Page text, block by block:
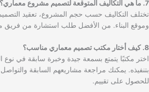
7. ما هي التكاليف المتوقعة لتصميم مشروع معماري؟
تختلف التكاليف حسب حجم المشروع، تعقيد
وموقع البناء. من الأفضل طلب استشارة من فريق
8. كيف أختار مكتب تصميم معماري مناسب؟
اختر مكتبًا يتمتع بسمعة جيدة وخبرة سابقة في
بتنفيذه. يمكنك مراجعة مشاريعهم السابقة والتواصل
للحصول على تقييم.